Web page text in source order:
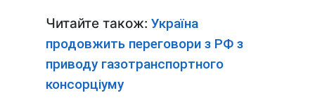
Читайте також: Україна
продовжить переговори з РФ з
приводу газотранспортного
консорціуму